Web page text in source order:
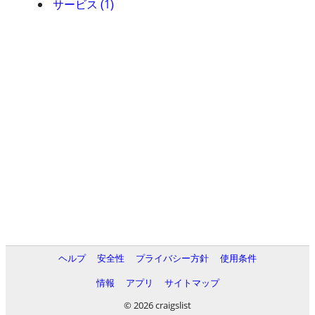
サービス (1)
ヘルプ 安全性 プライバシー方針
使用条件
情報
アプリ
サイトマップ
© 2026 craigslist